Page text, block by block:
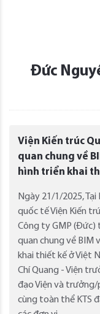
Đức
Viện Kiến trúc
quan chung về
hình triển khai
Ngày 21/1/2025,
quốc tế Viện Kiến
Công ty GMP (Đức)
quan chung về BIM
khai thiết kế ở Việt
Chí Quang - Viện
đạo Viện và
cùng toàn thể KTS